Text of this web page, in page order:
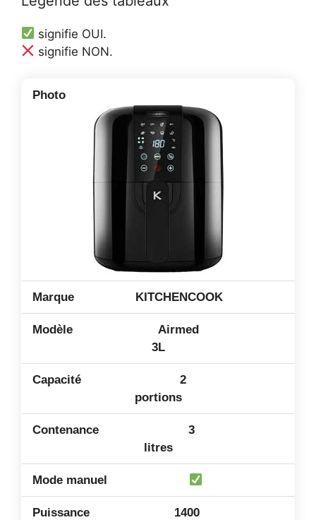
signifie OUI.
signifie NON.
KITCHENCOOK
Airmed
3L
2
portions
3
litres
1400